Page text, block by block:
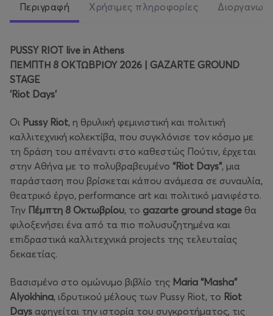
Περιγραφή Χρήσιμες πληροφορίες
PUSSY RIOT live in Athens
ΠΕΜΠΤΗ 8 ΟΚΤΩΒΡΙΟΥ 2026 | GAZARTE GROUND
STAGE
'Riot Days'
Οι Pussy Riot, η θρυλική φεμινιστική και πολιτική
καλλιτεχνική κολεκτίβα, που συγκλόνισε τον κόσμο με
τη δράση του απέναντι στο καθεστώς Πούτιν, έρχεται
στην Αθήνα με το πολυβραβευμένο “Riot Days”, μια
παράσταση που βρίσκεται κάπου ανάμεσα σε συναυλία,
θεατρικό έργο, performance art και πολιτικό μανιφέστο.
Την Πέμπτη 8 Οκτωβρίου, το gazarte ground stage θα
φιλοξενήσει ένα από τα πιο πολυσυζητημένα και
επιδραστικά καλλιτεχνικά projects της τελευταίας
δεκαετίας.
Βασισμένο στο ομώνυμο βιβλίο της Maria “Masha”
Alyokhina, ιδρυτικού μέλους των Pussy Riot, το Riot
Days αφηγείται την ιστορία του συγκροτήματος, τις